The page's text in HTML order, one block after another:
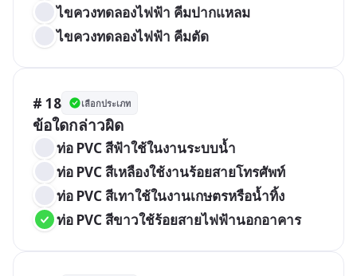
ไขควงทดลองไฟฟ้า คีมปากแหลม
ไขควงทดลองไฟฟ้า คีมตัด
# 18 เลือกประเภท
ข้อใดกล่าวผิด
ท่อ PVC สีฟ้าใช้ในงานระบบน้ำ
ท่อ PVC สีเหลืองใช้งานร้อยสายโทรศัพท์
ท่อ PVC สีเทาใช้ในงานเกษตรหรือน้ำทิ้ง
ท่อ PVC สีขาวใช้ร้อยสายไฟฟ้านอกอาคาร